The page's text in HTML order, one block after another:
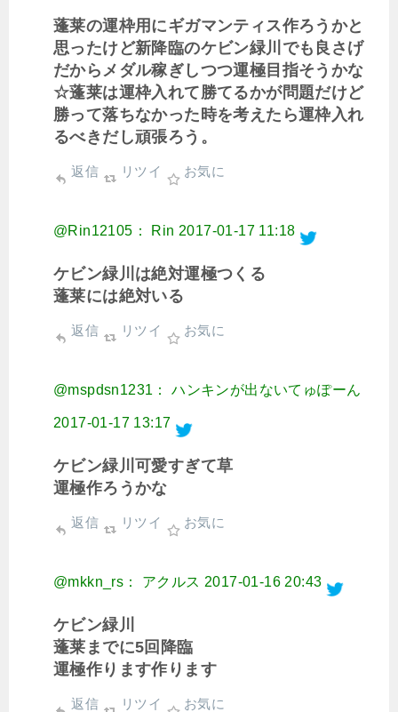
蓬莱の運枠用にギガマンティス作ろうかと
思ったけど新降臨のケビン緑川でも良さげ
だからメダル稼ぎしつつ運極目指そうかな
☆蓬莱は運枠入れて勝てるかが問題だけど
勝って落ちなかった時を考えたら運枠入れ
るべきだし頑張ろう。
返信 リツイ お気に
@Rin12105： Rin 2017-01-17 11:18
ケビン緑川は絶対運極つくる
蓬莱には絶対いる
返信 リツイ お気に
@mspdsn1231： ハンキンが出ないてゅぽーん
2017-01-17 13:17
ケビン緑川可愛すぎて草
運極作ろうかな
返信 リツイ お気に
@mkkn_rs： アクルス 2017-01-16 20:43
ケビン緑川
蓬莱までに5回降臨
運極作ります作ります
返信 リツイ お気に